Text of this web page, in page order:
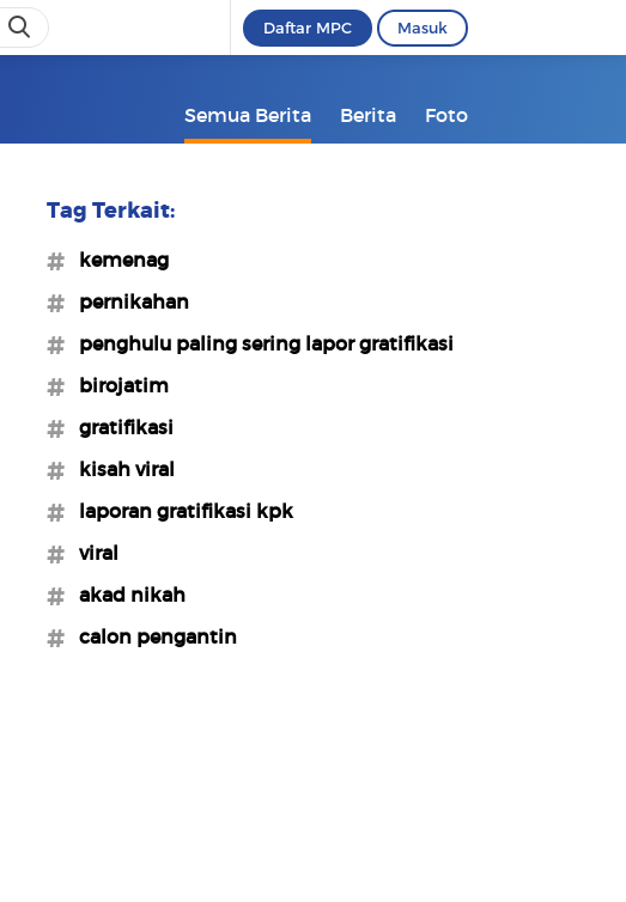
Daftar MPC Masuk
Semua Berita Berita Foto
Tag Terkait:
#kemenag
#pernikahan
#penghulu paling sering lapor gratifikasi
#birojatim
#gratifikasi
#kisah viral
#laporan gratifikasi kpk
#viral
#akad nikah
#calon pengantin